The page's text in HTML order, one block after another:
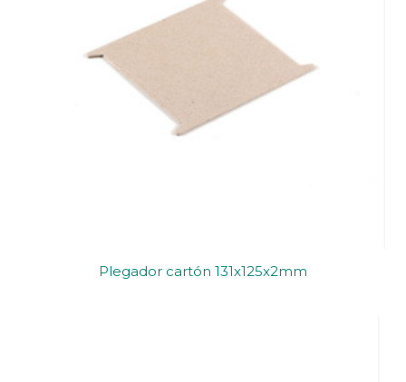
Plegador cartón 131x125x2mm